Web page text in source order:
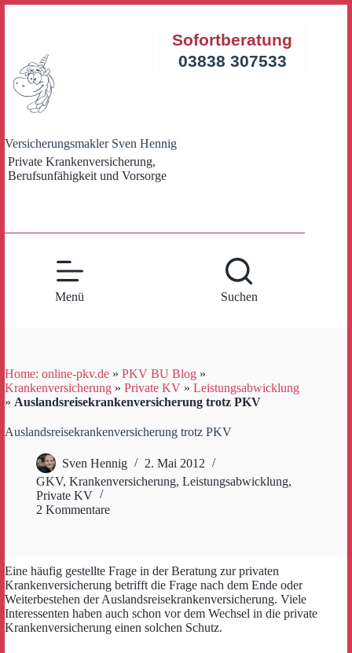
Versicherungsmakler Sven Hennig
Private Krankenversicherung,
Berufsunfähigkeit und Vorsorge
Sofortberatung
03838 307533
Menü Suchen
Home: online-pkv.de » PKV BU Blog »
Krankenversicherung » Private KV » Leistungsabwicklung
» Auslandsreisekrankenversicherung trotz PKV
Auslandsreisekrankenversicherung trotz PKV
Sven Hennig
2. Mai 2012
GKV, Krankenversicherung, Leistungsabwicklung,
Private KV
2 Kommentare
Eine häufig gestellte Frage in der Beratung zur privaten
Krankenversicherung betrifft die Frage nach dem Ende oder
Weiterbestehen der Auslandsreisekrankenversicherung. Viele
Interessenten haben auch schon vor dem Wechsel in die private
Krankenversicherung einen solchen Schutz.